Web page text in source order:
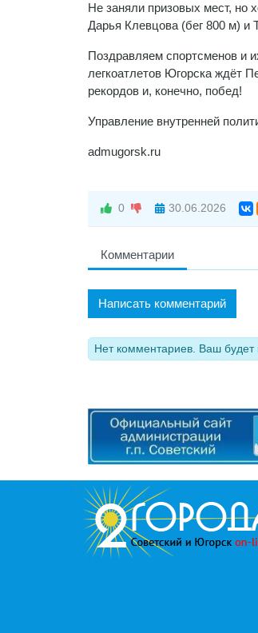
Не заняли призовых мест, но
Дарья Клевцова (бег 800 м) и
Поздравляем спортсменов и
легкоатлетов Югорска ждёт
рекордов и, конечно, побед!
Управление внутренней
admugorsk.ru
0 30.06.2026
Комментарии
Написать комментарий
Нет комментариев. Ваш